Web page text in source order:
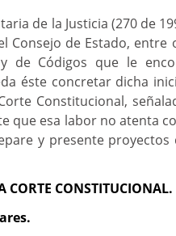
de la Justicia (270 de
Consejo de Estado,
de Códigos que le
éste concretar dicha
Constitucional,
que esa labor no atenta
y presente
CORTE CONSTITUCIONAL.